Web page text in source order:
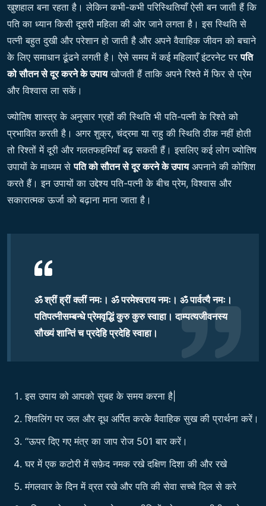
खुशहाल बना रहता है। लेकिन कभी-कभी परिस्थितियाँ ऐसी बन जाती हैं कि
पति का ध्यान किसी दूसरी महिला की ओर जाने लगता है। इस स्थिति से
पत्नी बहुत दुखी और परेशान हो जाती है और अपने वैवाहिक जीवन को बचाने
के लिए समाधान ढूंढने लगती है। ऐसे समय में कई महिलाएँ इंटरनेट परपति
को सौतन से दूर करने के उपायखोजती हैं ताकि अपने रिश्ते में फिर से प्रेम
और विश्वास ला सकें।
ज्योतिष शास्त्र के अनुसार ग्रहों की स्थिति भी पति-पत्नी के रिश्ते को
प्रभावित करती है। अगर शुक्र, चंद्रमा या राहु की स्थिति ठीक नहीं होती
तो रिश्तों में दूरी और गलतफहमियाँ बढ़ सकती हैं। इसलिए कई लोग ज्योतिष
उपायों के माध्यम सेपति को सौतन से दूर करने के उपायअपनाने की कोशिश
करते हैं। इन उपायों का उद्देश्य पति-पत्नी के बीच प्रेम, विश्वास और
सकारात्मक ऊर्जा को बढ़ाना माना जाता है।
ॐ श्रीं ह्रीं क्लीं नमः। ॐ परमेश्वराय नमः। ॐ पार्वत्यै नमः।
पतिपत्नीसम्बन्धे प्रेमवृद्धिं कुरु कुरु स्वाहा। दाम्पत्यजीवनस्य
सौख्यं शान्तिं च प्रदेहि प्रदेहि स्वाहा।
इस उपाय को आपको सुबह के समय करना है|
शिवलिंग पर जल और दूध अर्पित करके वैवाहिक सुख की प्रार्थना करें।
“ऊपर दिए गए मंत्र का जाप रोज 501 बार करें।
घर में एक कटोरी में सफ़ेद नमक रखे दक्षिण दिशा की और रखे
मंगलवार के दिन में व्रत रखे और पति की सेवा सच्चे दिल से करे